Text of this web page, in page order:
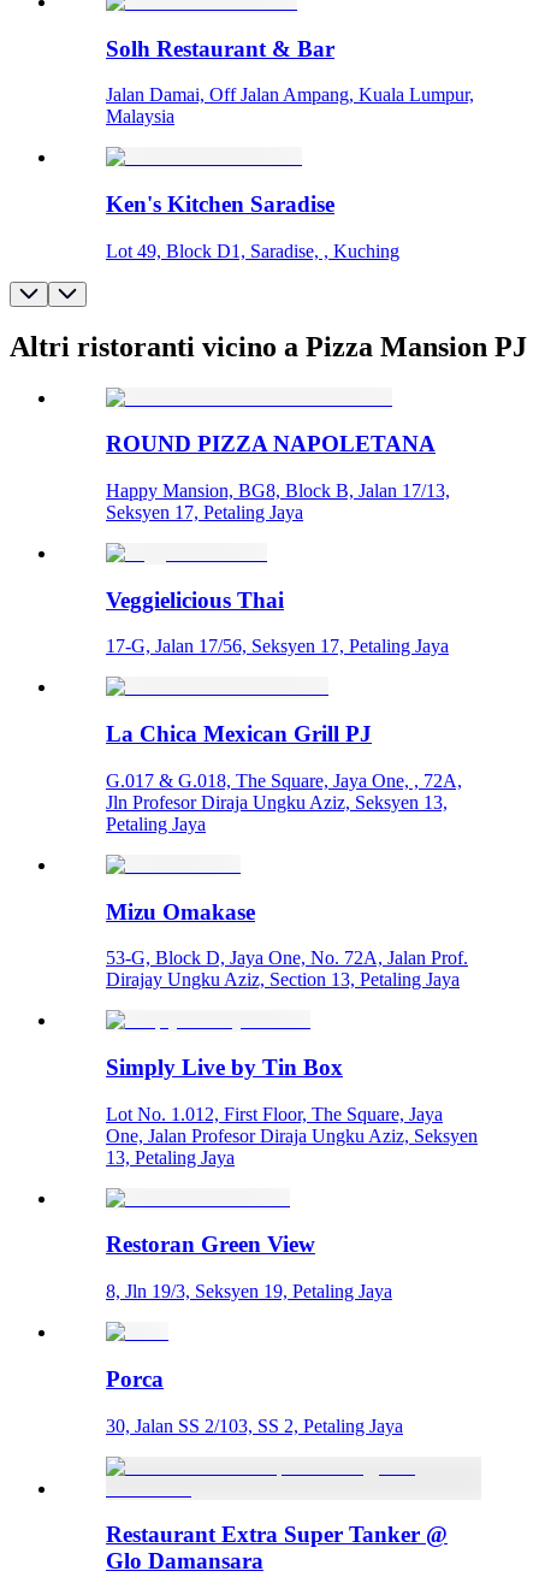
Solh Restaurant & Bar
Jalan Damai, Off Jalan Ampang, Kuala Lumpur,
Malaysia
Ken's Kitchen Saradise
Lot 49, Block D1, Saradise, , Kuching
Altri ristoranti vicino a Pizza Mansion PJ
ROUND PIZZA NAPOLETANA
Happy Mansion, BG8, Block B, Jalan 17/13,
Seksyen 17, Petaling Jaya
Veggielicious Thai
17-G, Jalan 17/56, Seksyen 17, Petaling Jaya
La Chica Mexican Grill PJ
G.017 & G.018, The Square, Jaya One, , 72A,
Jln Profesor Diraja Ungku Aziz, Seksyen 13,
Petaling Jaya
Mizu Omakase
53-G, Block D, Jaya One, No. 72A, Jalan Prof.
Dirajay Ungku Aziz, Section 13, Petaling Jaya
Simply Live by Tin Box
Lot No. 1.012, First Floor, The Square, Jaya
One, Jalan Profesor Diraja Ungku Aziz, Seksyen
13, Petaling Jaya
Restoran Green View
8, Jln 19/3, Seksyen 19, Petaling Jaya
Porca
30, Jalan SS 2/103, SS 2, Petaling Jaya
Restaurant Extra Super Tanker @
Glo Damansara